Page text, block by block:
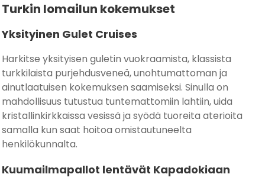
Turkin lomailun kokemukset
Yksityinen Gulet Cruises
Harkitse yksityisen guletin vuokraamista, klassista
turkkilaista purjehdusveneä, unohtumattoman ja
ainutlaatuisen kokemuksen saamiseksi. Sinulla on
mahdollisuus tutustua tuntemattomiin lahtiin, uida
kristallinkirkkaissa vesissä ja syödä tuoreita aterioita
samalla kun saat hoitoa omistautuneelta
henkilökunnalta.
Kuumailmapallot lentävät Kapadokiaan